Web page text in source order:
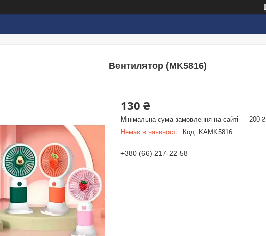
Вентилятор (MK5816)
130 ₴
Мінімальна сума замовлення на сайті — 200 ₴
Немає в наявності
Код: KAMK5816
+380 (66) 217-22-58